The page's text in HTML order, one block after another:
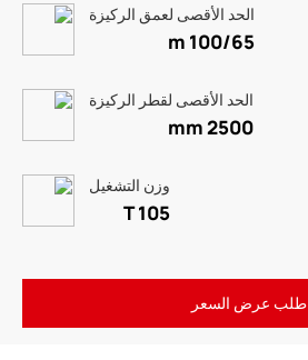
الحد الأقصى لعمق الركيزة
100/65 m
الحد الأقصى لقطر الركيزة
2500 mm
وزن التشغيل
105 T
طلب عرض السعر